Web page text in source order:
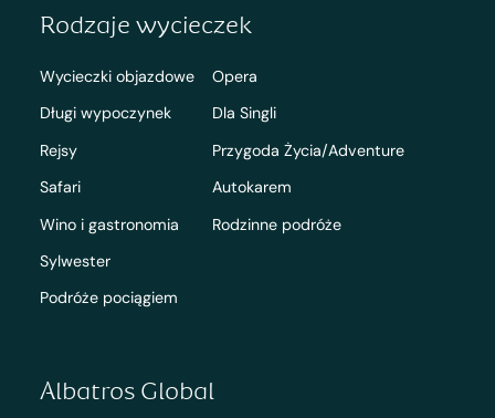
Rodzaje wycieczek
Wycieczki objazdowe
Długi wypoczynek
Rejsy
Safari
Wino i gastronomia
Sylwester
Podróże pociągiem
Opera
Dla Singli
Przygoda Życia/Adventure
Autokarem
Rodzinne podróże
Albatros Global